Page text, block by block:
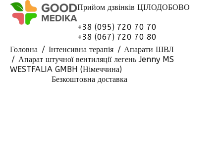
Прийом дзвінків ЦІЛОДОБОВО
+38 (095) 720 70 70
+38 (067) 720 70 80
Головна
Інтенсивна терапія
Апарати ШВЛ
Апарат штучної вентиляції легень Jenny MS
WESTFALIA GMBH (Німеччина)
Безкоштовна доставка